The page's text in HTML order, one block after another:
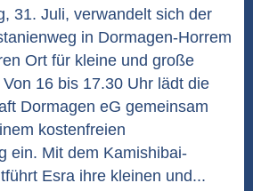
31. Juli, verwandelt sich der
in Dormagen-Horrem
Ort für kleine und große
16 bis 17.30 Uhr lädt die
Dormagen eG gemeinsam
kostenfreien
ein. Mit dem Kamishibai-
Esra ihre kleinen und...